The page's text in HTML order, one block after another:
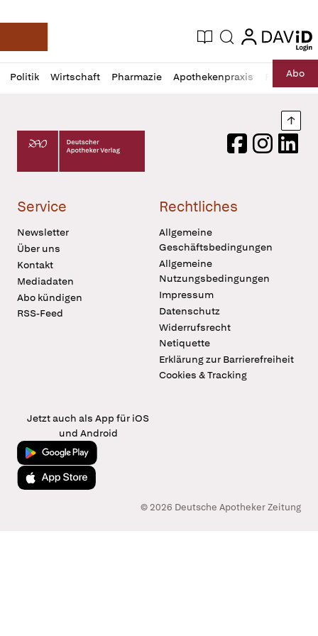
Deutsche Apotheker Zeitung
Aktuelle Ausgabe
Suche login
login
Politik Wirtschaft Pharmazie Apothekenpraxis RechtAbo
Profil
öffnen
Daz
Pur
Deutscher Apotheker Verlag Logo
FacebookInstagram
Service
Newsletter
Über uns
Kontakt
Mediadaten
Abo kündigen
RSS-Feed
Rechtliches
Allgemeine
Geschäftsbedingungen
Allgemeine
Nutzungsbedingungen
Impressum
Datenschutz
Widerrufsrecht
Netiquette
Erklärung zur Barrierefreiheit
Cookies & Tracking
Jetzt auch als App für iOS
und Android
Jetzt bei Google Play
Laden im App Store
© 2026 Deutsche Apotheker Zeitung